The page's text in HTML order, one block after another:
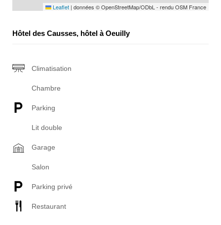
Leaflet | données © OpenStreetMap/ODbL - rendu OSM France
Hôtel des Causses, hôtel à Oeuilly
Climatisation
Chambre
Parking
Lit double
Garage
Salon
Parking privé
Restaurant